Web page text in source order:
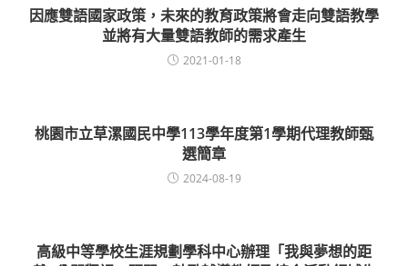
因應雙語國家政策，未來的教育政策將會走向雙語教學
並將有大量雙語教師的需求產生
2021-01-18
桃園市立草漯國民中學113學年度第1學期代理教師甄
選簡章
2024-08-19
高級中等學校生涯規劃學科中心辦理「我與夢想的距